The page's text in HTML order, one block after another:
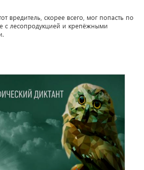
вредитель, скорее всего, мог попасть по
с лесопродукцией и крепёжными